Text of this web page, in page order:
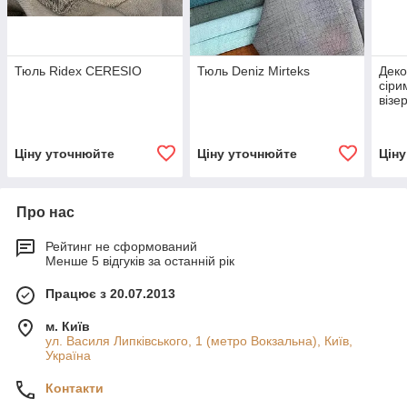
Тюль Ridex CERESIO
Ціну уточнюйте
Тюль Deniz Mirteks
Ціну уточнюйте
Про нас
Рейтинг не сформований
Менше 5 відгуків за останній рік
Працює з 20.07.2013
м. Київ
ул. Василя Липківського, 1 (метро Вокзальна), Київ,
Україна
Контакти